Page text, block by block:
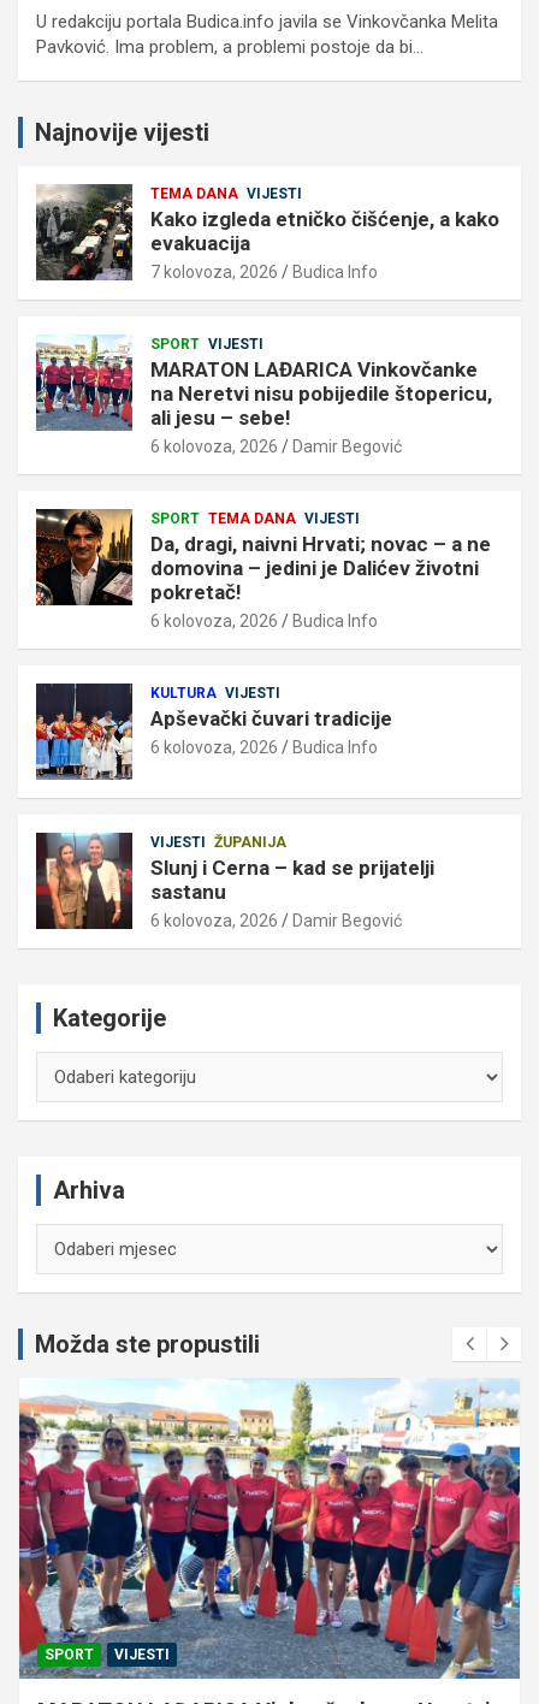
U redakciju portala Budica.info javila se Vinkovčanka Melita
Pavković. Ima problem, a problemi postoje da bi…
Najnovije vijesti
TEMA DANA VIJESTI
Kako izgleda etničko čišćenje, a kako
evakuacija
7 kolovoza, 2026 Budica Info
SPORT VIJESTI
MARATON LAĐARICA Vinkovčanke
na Neretvi nisu pobijedile štopericu,
ali jesu – sebe!
6 kolovoza, 2026 Damir Begović
SPORT TEMA DANA VIJESTI
Da, dragi, naivni Hrvati; novac – a ne
domovina – jedini je Dalićev životni
pokretač!
6 kolovoza, 2026 Budica Info
KULTURA VIJESTI
Apševački čuvari tradicije
6 kolovoza, 2026 Budica Info
VIJESTI ŽUPANIJA
Slunj i Cerna – kad se prijatelji
sastanu
6 kolovoza, 2026 Damir Begović
Kategorije
Arhiva
Možda ste propustili
SPORT VIJESTI